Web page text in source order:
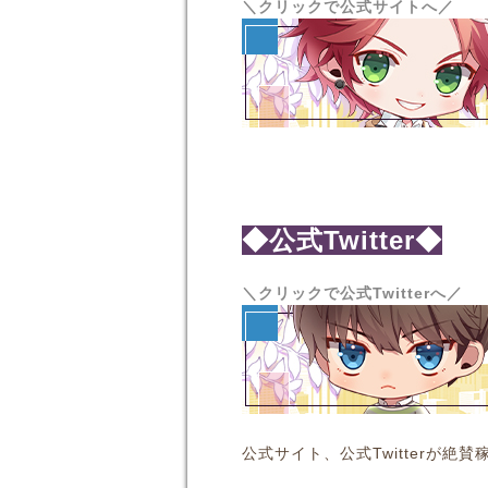
＼クリックで公式サイトへ／
◆公式Twitter◆
＼クリックで公式Twitterへ／
公式サイト、公式Twitterが絶賛